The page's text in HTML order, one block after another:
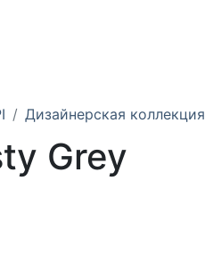
Дизайнерская коллекция
Grey